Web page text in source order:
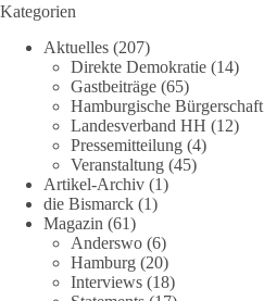
Kategorien
Aktuelles (207)
Direkte Demokratie (14)
Gastbeiträge (65)
Hamburgische Bürgerschaft
Landesverband HH (12)
Pressemitteilung (4)
Veranstaltung (45)
Artikel-Archiv (1)
die Bismarck (1)
Magazin (61)
Anderswo (6)
Hamburg (20)
Interviews (18)